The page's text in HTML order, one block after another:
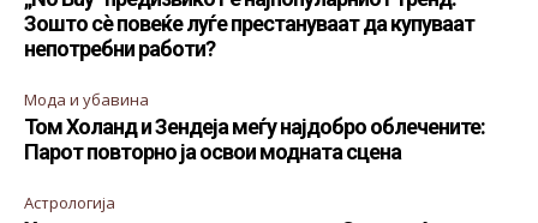
Зошто сè повеќе луѓе престануваат да купуваат
непотребни работи?
Мода и убавина
Том Холанд и Зендеја меѓу најдобро облечените:
Парот повторно ја освои модната сцена
Астрологија